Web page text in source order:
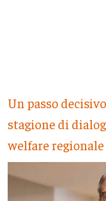
Un passo
stagione di
welfare regionale